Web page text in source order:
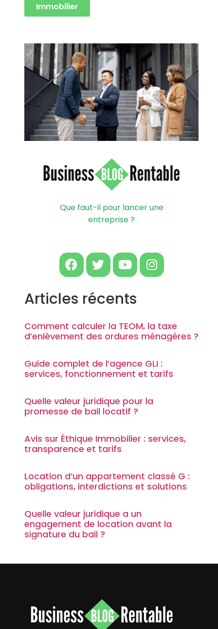
Immobilier
Que faut-il pour lancer une
entreprise ?
Articles récents
Comment calculer la TEOM, la taxe
d’enlèvement des ordures ménagères ?
Guide complet de l’agence GLI :
services, fonctionnement et tarifs
Quelle valeur juridique pour la
promesse de bail locatif ?
Avis sur Éthique Immobilier : services,
transparence et tarifs
Location d’un appartement classé G :
obligations, interdictions et solutions
Quelle valeur juridique a un
engagement de location avant la
signature du bail ?